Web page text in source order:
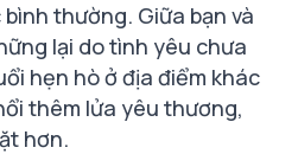
thường. Giữa bạn và
lại do tình yêu chưa
hẹn hò ở địa điểm khác
thêm lửa yêu thương,
hơn.